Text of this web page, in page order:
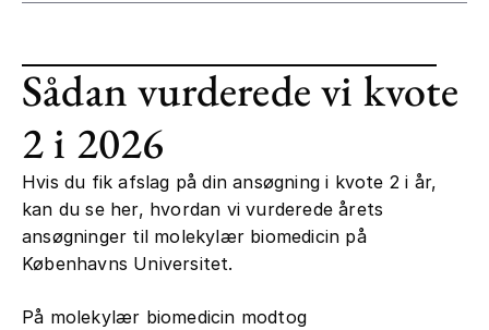
Sådan vurderede vi kvote
2 i 2026
Hvis du fik afslag på din ansøgning i kvote 2 i år,
kan du se her, hvordan vi vurderede årets
ansøgninger til molekylær biomedicin på
Københavns Universitet.
På molekylær biomedicin modtog